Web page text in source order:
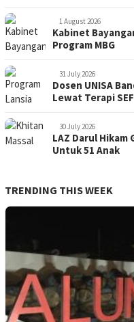
1 August 2026
Kabinet
Program MBG
31 July 2026
Dosen UNISA
Lewat Terapi
30 July 2026
LAZ Darul
Untuk 51 Anak
TRENDING THIS WEEK